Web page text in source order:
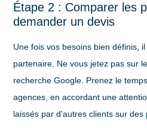
Étape 2 : Comparer les
demander un devis
Une fois vos besoins bien définis,
partenaire. Ne vous jetez pas sur
recherche Google. Prenez le
agences, en accordant une
laissés par d'autres clients sur des